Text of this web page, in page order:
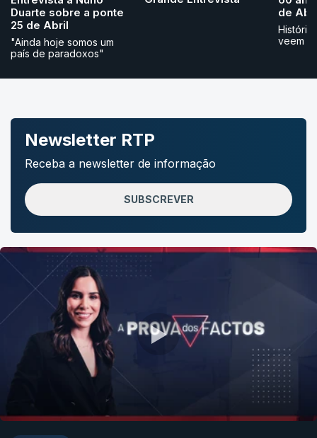
Duarte sobre a ponte
25 de Abril
"Ainda hoje somos um
país de paradoxos"
de
veem
Newsletter RTP
Receba a newsletter de informação
SUBSCREVER